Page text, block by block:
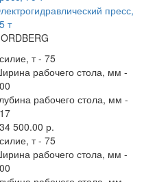
пресс,
т
т - 75
рабочего стола, мм -
рабочего стола, мм -
500.00 р.
т - 75
рабочего стола, мм -